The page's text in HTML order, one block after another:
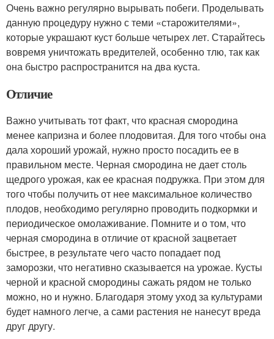
Очень важно регулярно вырывать побеги. Проделывать
данную процедуру нужно с теми «старожителями»,
которые украшают куст больше четырех лет. Старайтесь
вовремя уничтожать вредителей, особенно тлю, так как
она быстро распространится на два куста.
Отличие
Важно учитывать тот факт, что красная смородина
менее капризна и более плодовитая. Для того чтобы она
дала хороший урожай, нужно просто посадить ее в
правильном месте. Черная смородина не дает столь
щедрого урожая, как ее красная подружка. При этом для
того чтобы получить от нее максимальное количество
плодов, необходимо регулярно проводить подкормки и
периодическое омолаживание. Помните и о том, что
черная смородина в отличие от красной зацветает
быстрее, в результате чего часто попадает под
заморозки, что негативно сказывается на урожае. Кусты
черной и красной смородины сажать рядом не только
можно, но и нужно. Благодаря этому уход за культурами
будет намного легче, а сами растения не нанесут вреда
друг другу.